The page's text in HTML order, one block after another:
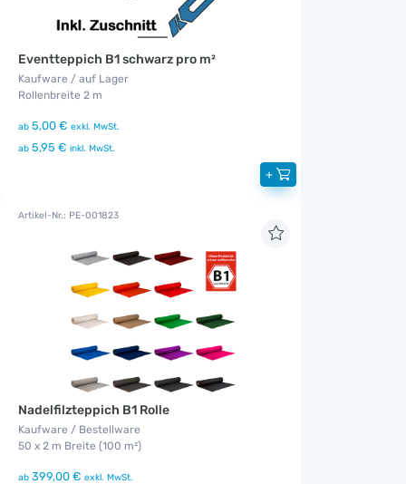
Eventteppich B1 schwarz pro m²
Kaufware / auf Lager
Rollenbreite 2 m
ab 5,00 € exkl. MwSt.
ab 5,95 € inkl. MwSt.
+
Artikel-Nr.: PE-001823
Nadelfilzteppich B1 Rolle
Kaufware / Bestellware
50 x 2 m Breite (100 m²)
ab 399,00 € exkl. MwSt.